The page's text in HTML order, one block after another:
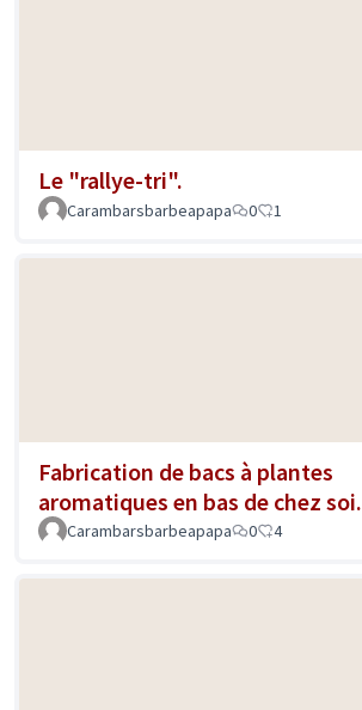
Le "rallye-tri".
Carambarsbarbeapapa
0 1
Fabrication de bacs à plantes
aromatiques en bas de chez soi.
Carambarsbarbeapapa 0 4